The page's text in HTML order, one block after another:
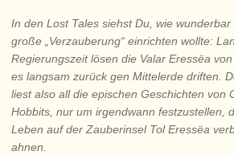
In den Lost Tales siehst Du, wie
große „Verzauberung“ einrichten wollte:
Regierungszeit lösen die Valar Eressëa
es langsam zurück gen Mittelerde driften.
liest also all die epischen Geschichten von
Hobbits, nur um irgendwann festzustellen,
Leben auf der Zauberinsel Tol Eressëa
ahnen.